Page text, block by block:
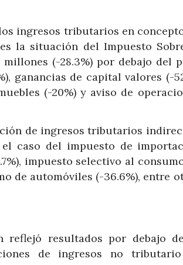
ingresos tributarios en
la situación del Impuesto
(-28.3%) por debajo del
ganancias de capital valores (-
(-20%) y aviso de
de ingresos tributarios
el caso del impuesto de
impuesto selectivo al
de automóviles (-36.6%), entre
reflejó resultados por debajo
de ingresos no